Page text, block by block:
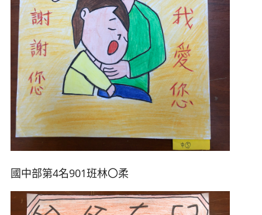
國中部第4名901班林〇柔